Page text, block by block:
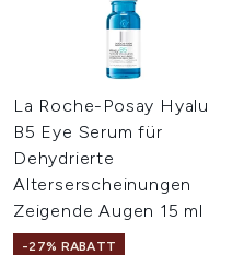
La Roche-Posay Hyalu
B5 Eye Serum für
Dehydrierte
Alterserscheinungen
Zeigende Augen 15 ml
-27% RABATT